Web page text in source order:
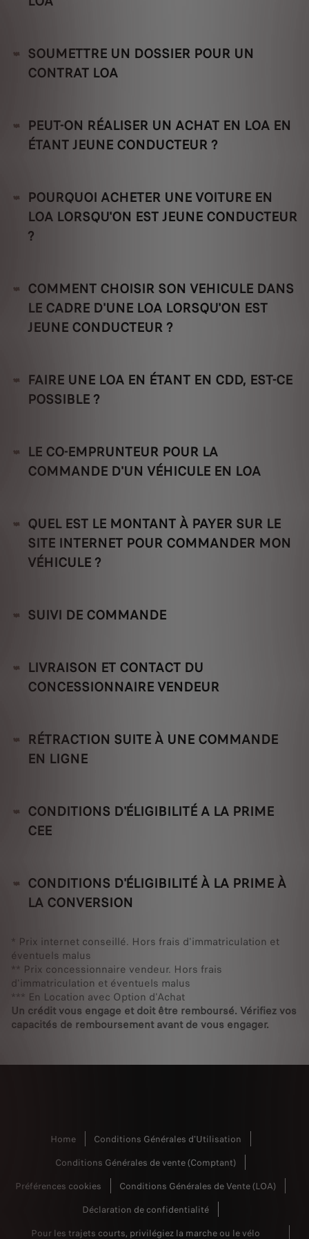
SOUMETTRE UN DOSSIER POUR UN
CONTRAT LOA
PEUT-ON RÉALISER UN ACHAT EN LOA EN
ÉTANT JEUNE CONDUCTEUR ?
POURQUOI ACHETER UNE VOITURE EN
LOA LORSQU'ON EST JEUNE CONDUCTEUR
?
COMMENT CHOISIR SON VEHICULE DANS
LE CADRE D'UNE LOA LORSQU'ON EST
JEUNE CONDUCTEUR ?
FAIRE UNE LOA EN ÉTANT EN CDD, EST-CE
POSSIBLE ?
LE CO-EMPRUNTEUR POUR LA
COMMANDE D'UN VÉHICULE EN LOA
QUEL EST LE MONTANT À PAYER SUR LE
SITE INTERNET POUR COMMANDER MON
VÉHICULE ?
SUIVI DE COMMANDE
LIVRAISON ET CONTACT DU
CONCESSIONNAIRE VENDEUR
RÉTRACTION SUITE À UNE COMMANDE
EN LIGNE
CONDITIONS D'ÉLIGIBILITÉ A LA PRIME
CEE
CONDITIONS D'ÉLIGIBILITÉ À LA PRIME À
LA CONVERSION
* Prix internet conseillé. Hors frais d'immatriculation et
éventuels malus
** Prix concessionnaire vendeur. Hors frais
d'immatriculation et éventuels malus
*** En Location avec Option d'Achat
Un crédit vous engage et doit être remboursé. Vérifiez vos
capacités de remboursement avant de vous engager.
Home
Conditions Générales d'Utilisation
Conditions Générales de vente (Comptant)
Préférences cookies
Conditions Générales de Vente (LOA)
Déclaration de confidentialité
Pour les trajets courts, privilégiez la marche ou le vélo